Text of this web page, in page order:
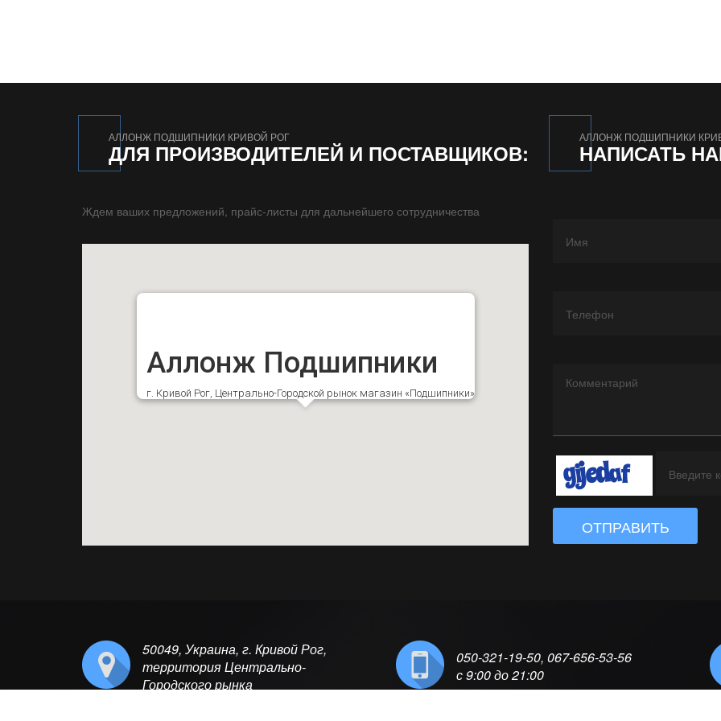
АЛЛОНЖ ПОДШИПНИКИ КРИВОЙ РОГ
ДЛЯ ПРОИЗВОДИТЕЛЕЙ И ПОСТАВЩИКОВ:
Ждем ваших предложений, прайс-листы для дальнейшего сотрудничества
Аллонж Подшипники
г. Кривой Рог, Центрально-Городской рынок магазин «Подшипники»
АЛЛОНЖ ПОДШИПНИКИ
НАПИСАТЬ
ОТПРАВИТЬ
50049, Украина, г. Кривой Рог,
территория Центрально-
Городского рынка
050-321-19-50, 067-656-53-56
с 9:00 до 21:00